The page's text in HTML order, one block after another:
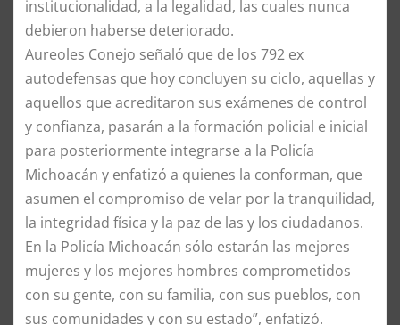
institucionalidad, a la legalidad, las cuales nunca
debieron haberse deteriorado.
Aureoles Conejo señaló que de los 792 ex
autodefensas que hoy concluyen su ciclo, aquellas y
aquellos que acreditaron sus exámenes de control
y confianza, pasarán a la formación policial e inicial
para posteriormente integrarse a la Policía
Michoacán y enfatizó a quienes la conforman, que
asumen el compromiso de velar por la tranquilidad,
la integridad física y la paz de las y los ciudadanos.
En la Policía Michoacán sólo estarán las mejores
mujeres y los mejores hombres comprometidos
con su gente, con su familia, con sus pueblos, con
sus comunidades y con su estado”, enfatizó.